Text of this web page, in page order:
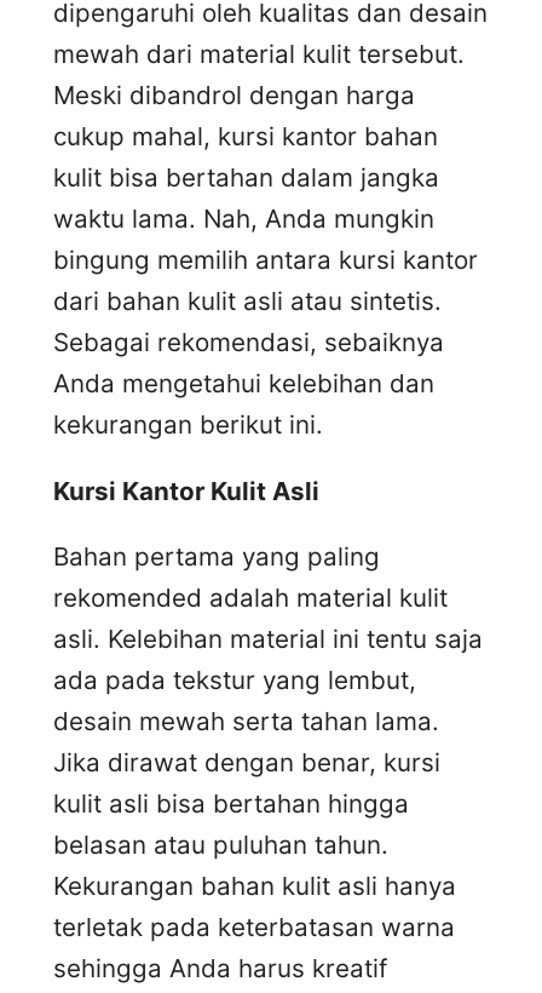
dipengaruhi oleh kualitas dan desain
mewah dari material kulit tersebut.
Meski dibandrol dengan harga
cukup mahal, kursi kantor bahan
kulit bisa bertahan dalam jangka
waktu lama. Nah, Anda mungkin
bingung memilih antara kursi kantor
dari bahan kulit asli atau sintetis.
Sebagai rekomendasi, sebaiknya
Anda mengetahui kelebihan dan
kekurangan berikut ini.
Kursi Kantor Kulit Asli
Bahan pertama yang paling
rekomended adalah material kulit
asli. Kelebihan material ini tentu saja
ada pada tekstur yang lembut,
desain mewah serta tahan lama.
Jika dirawat dengan benar, kursi
kulit asli bisa bertahan hingga
belasan atau puluhan tahun.
Kekurangan bahan kulit asli hanya
terletak pada keterbatasan warna
sehingga Anda harus kreatif